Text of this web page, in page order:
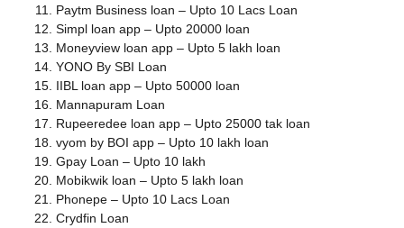
Paytm Business loan – Upto 10 Lacs Loan
Simpl loan app – Upto 20000 loan
Moneyview loan app – Upto 5 lakh loan
YONO By SBI Loan
IIBL loan app – Upto 50000 loan
Mannapuram Loan
Rupeeredee loan app – Upto 25000 tak loan
vyom by BOI app – Upto 10 lakh loan
Gpay Loan – Upto 10 lakh
Mobikwik loan – Upto 5 lakh loan
Phonepe – Upto 10 Lacs Loan
Crydfin Loan